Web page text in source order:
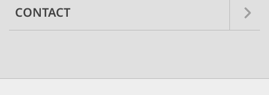
CONTACT